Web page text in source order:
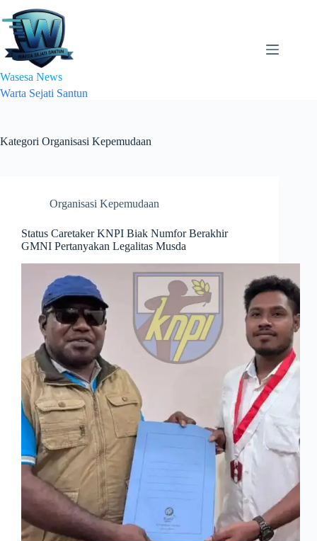
to
content
Wasesa News
Warta Sejati Santun
Kategori Organisasi Kepemudaan
Organisasi Kepemudaan
Status Caretaker KNPI Biak Numfor Berakhir
GMNI Pertanyakan Legalitas Musda